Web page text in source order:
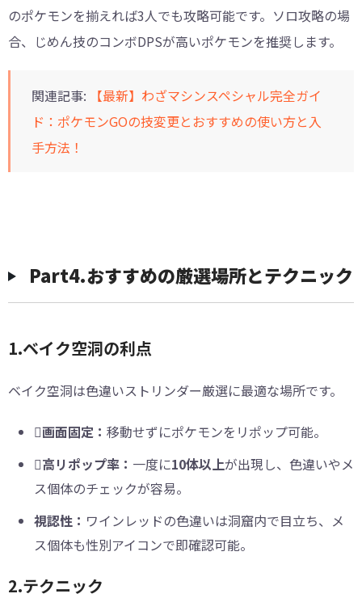
のポケモンを揃えれば3人でも攻略可能です。ソロ攻略の場
合、じめん技のコンボDPSが高いポケモンを推奨します。
関連記事:
【最新】わざマシンスペシャル完全ガイ
ド：ポケモンGOの技変更とおすすめの使い方と入
手方法！
Part4.おすすめの厳選場所とテクニック
1.ベイク空洞の利点
ベイク空洞は色違いストリンダー厳選に最適な場所です。
画面固定： 移動せずにポケモンをリポップ可能。
高リポップ率： 一度に10体以上が出現し、色違いやメ
ス個体のチェックが容易。
視認性： ワインレッドの色違いは洞窟内で目立ち、メ
ス個体も性別アイコンで即確認可能。
2.テクニック